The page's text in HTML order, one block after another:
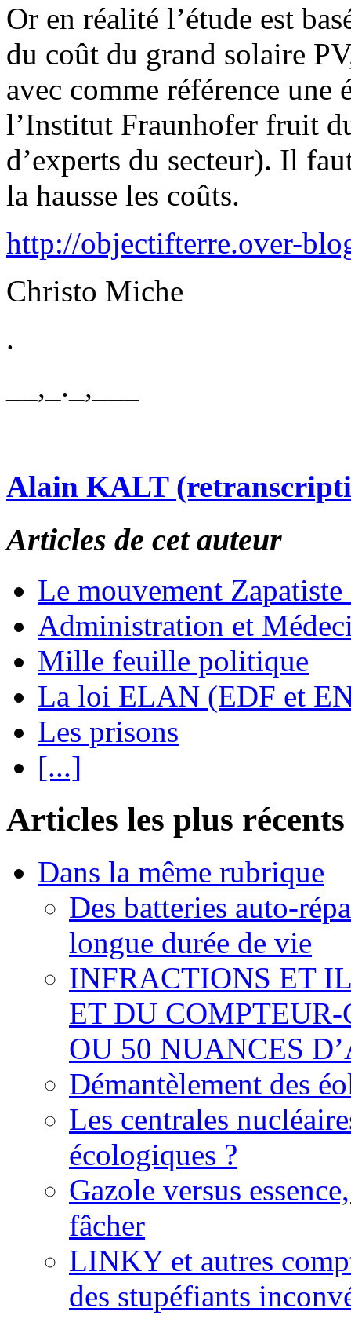
Or en réalité l’étude est
du coût du grand solaire
avec comme référence une
l’Institut Fraunhofer fruit
d’experts du secteur). Il
la hausse les coûts.
http://objectifterre.over-
Christo Miche
.
__,_._,___
Alain KALT
Articles de cet auteur
Le mouvement
Administration et
Mille feuille politique
La loi ELAN (EDF et
Les prisons
[...]
Articles les plus récents
Dans la même rubrique
Des batteries auto-
longue durée de vie
INFRACTIONS ET
ET DU
OU 50 NUANCES
Démantèlement des
Les centrales
écologiques ?
Gazole versus
fâcher
LINKY et autres
des stupéfiants